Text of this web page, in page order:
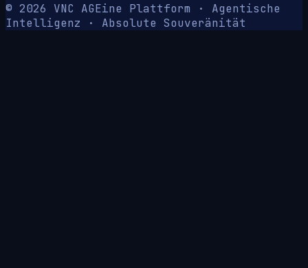
© 2026 VNC AGEine Plattform · Agentische
Intelligenz · Absolute Souveränität